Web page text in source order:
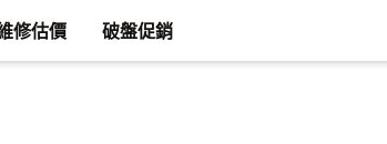
修估價 破盤促銷